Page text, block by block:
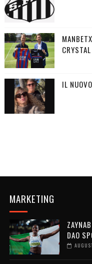
IL
MARKETING
DAO